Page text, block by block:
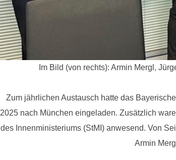
Im Bild (von rechts): Armin Mergl,
Zum jährlichen Austausch hatte das
2025 nach München eingeladen. Zusätzlich
des Innenministeriums (StMI) anwesend. Von
Armin